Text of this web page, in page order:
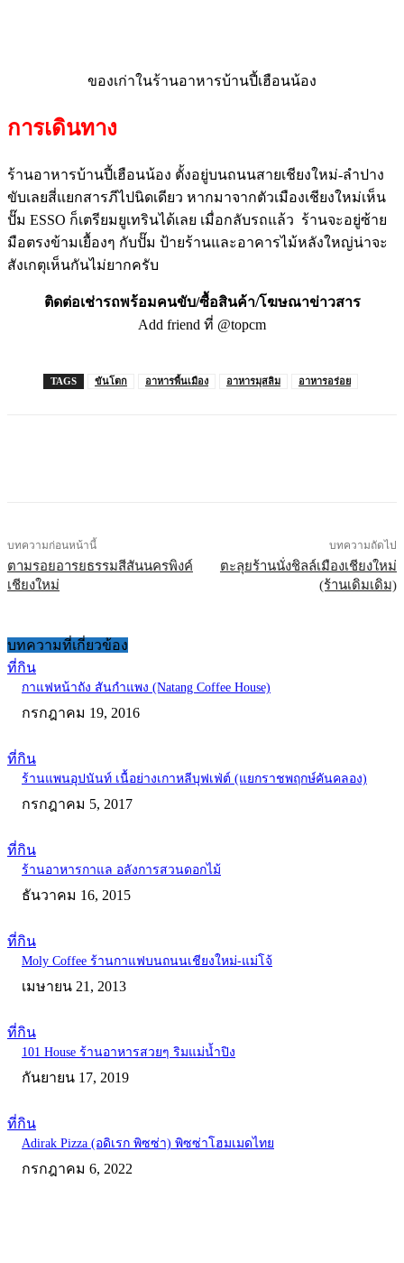
ของเก่าในร้านอาหารบ้านปี้เฮือนน้อง
การเดินทาง
ร้านอาหารบ้านปี้เฮือนน้อง ตั้งอยู่บนถนนสายเชียงใหม่-ลำปาง
ขับเลยสี่แยกสารภีไปนิดเดียว หากมาจากตัวเมืองเชียงใหม่เห็น
ปั๊ม ESSO ก็เตรียมยูเทรินได้เลย เมื่อกลับรถแล้ว ร้านจะอยู่ซ้าย
มือตรงข้ามเยื้องๆ กับปั๊ม ป้ายร้านและอาคารไม้หลังใหญ่น่าจะ
สังเกตุเห็นกันไม่ยากครับ
ติดต่อเช่ารถพร้อมคนขับ/ซื้อสินค้า/โฆษณาข่าวสาร
Add friend ที่ @topcm
TAGS ขันโตก อาหารพื้นเมือง อาหารมุสลิม อาหารอร่อย
บทความก่อนหน้านี้
ตามรอยอารยธรรมสีสันนครพิงค์
เชียงใหม่
บทความถัดไป
ตะลุยร้านนั่งชิลล์เมืองเชียงใหม่
(ร้านเดิมเดิม)
บทความที่เกี่ยวข้อง
ที่กิน
กาแฟหน้าถัง สันกำแพง (Natang Coffee House)
กรกฎาคม 19, 2016
ที่กิน
ร้านแพนอุปนันท์ เนื้อย่างเกาหลีบุฟเฟ่ต์ (แยกราชพฤกษ์คันคลอง)
กรกฎาคม 5, 2017
ที่กิน
ร้านอาหารกาแล อลังการสวนดอกไม้
ธันวาคม 16, 2015
ที่กิน
Moly Coffee ร้านกาแฟบนถนนเชียงใหม่-แม่โจ้
เมษายน 21, 2013
ที่กิน
101 House ร้านอาหารสวยๆ ริมแม่น้ำปิง
กันยายน 17, 2019
ที่กิน
Adirak Pizza (อดิเรก พิซซ่า) พิซซ่าโฮมเมดไทย
กรกฎาคม 6, 2022